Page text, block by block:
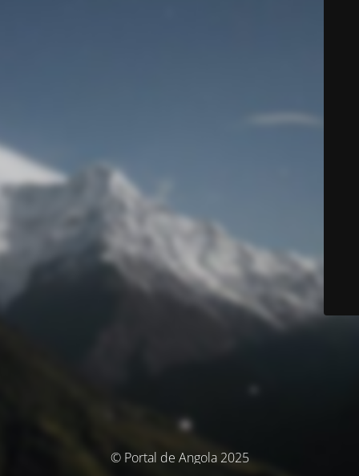
© Portal de Angola 2025